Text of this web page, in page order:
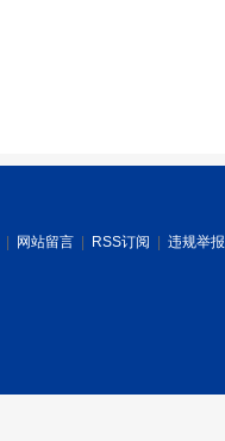
网站留言 RSS订阅 违规举报